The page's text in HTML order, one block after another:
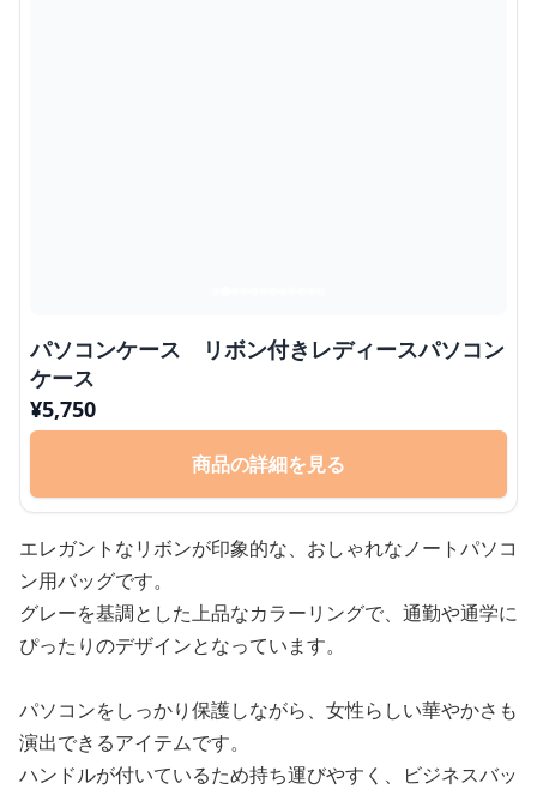
パソコンケース リボン付きレディースパソコン
ケース
¥5,750
商品の詳細を見る
エレガントなリボンが印象的な、おしゃれなノートパソコ
ン用バッグです。
グレーを基調とした上品なカラーリングで、通勤や通学に
ぴったりのデザインとなっています。
パソコンをしっかり保護しながら、女性らしい華やかさも
演出できるアイテムです。
ハンドルが付いているため持ち運びやすく、ビジネスバッ